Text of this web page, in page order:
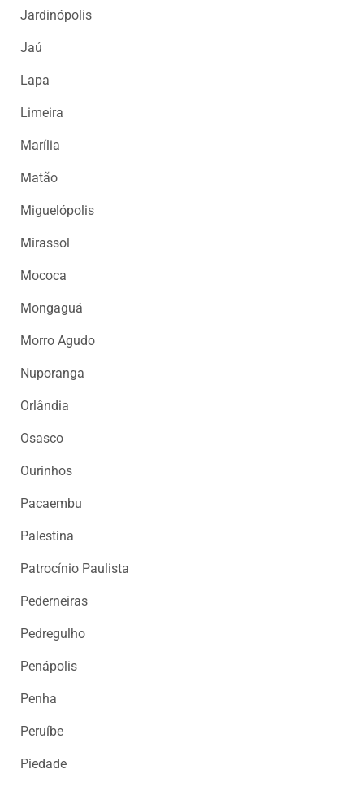
Jardinópolis
Jaú
Lapa
Limeira
Marília
Matão
Miguelópolis
Mirassol
Mococa
Mongaguá
Morro Agudo
Nuporanga
Orlândia
Osasco
Ourinhos
Pacaembu
Palestina
Patrocínio Paulista
Pederneiras
Pedregulho
Penápolis
Penha
Peruíbe
Piedade